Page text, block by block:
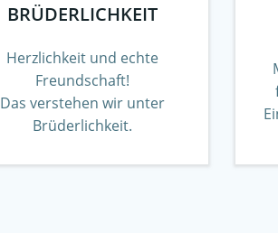
BRÜDERLICHKEIT
Herzlichkeit und echte
Freundschaft!
Das verstehen wir unter
Brüderlichkeit.